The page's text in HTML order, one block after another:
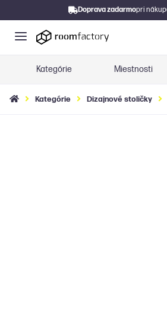
Doprava zadarmopri
Kategórie Miestnosti
Kategórie Dizajnové stoličky